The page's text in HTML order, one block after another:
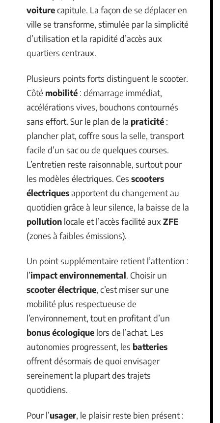
voiturecapitule. La façon de se déplacer en
ville se transforme, stimulée par la simplicité
d’utilisation et la rapidité d’accès aux
quartiers centraux.
Plusieurs points forts distinguent le scooter.
Côté mobilité : démarrage immédiat,
accélérations vives, bouchons contournés
sans effort. Sur le plan de la praticité :
plancher plat, coffre sous la selle, transport
facile d’un sac ou de quelques courses.
L’entretien reste raisonnable, surtout pour
les modèles électriques. Ces scooters
électriquesapportent du changement au
quotidien grâce à leur silence, la baisse de la
pollution locale et l’accès facilité aux ZFE
(zones à faibles émissions).
Un point supplémentaire retient l’attention :
l’impact environnemental. Choisir un
scooter électrique, c’est miser sur une
mobilité plus respectueuse de
l’environnement, tout en profitant d’un
bonus écologique lors de l’achat. Les
autonomies progressent, les batteries
offrent désormais de quoi envisager
sereinement la plupart des trajets
quotidiens.
Pour l’usager, le plaisir reste bien présent :